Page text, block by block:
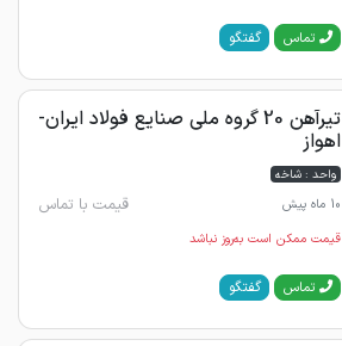
تماس گفتگو
تیرآهن 20 گروه ملی صنایع فولاد ایران-
اهواز
واحد : شاخه
10 ماه پیش
قیمت با تماس
قیمت ممکن است به‌روز نباشد
تماس گفتگو